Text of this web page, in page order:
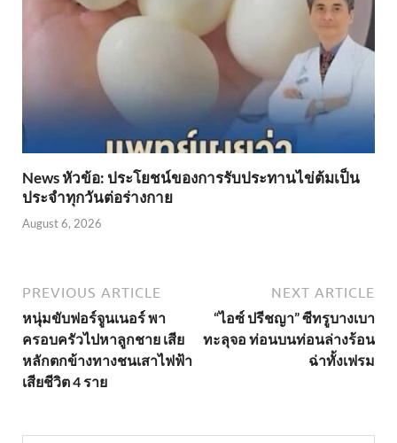
News หัวข้อ: ประโยชน์ของการรับประทานไข่ต้มเป็น
ประจำทุกวันต่อร่างกาย
August 6, 2026
PREVIOUS ARTICLE
หนุ่มขับฟอร์จูนเนอร์ พา
ครอบครัวไปหาลูกชาย เสีย
หลักตกข้างทางชนเสาไฟฟ้า
เสียชีวิต 4 ราย
NEXT ARTICLE
“ไอซ์ ปรีชญา” ซีทรูบางเบา
ทะลุจอ ท่อนบนท่อนล่างร้อน
ฉ่าทั้งเฟรม